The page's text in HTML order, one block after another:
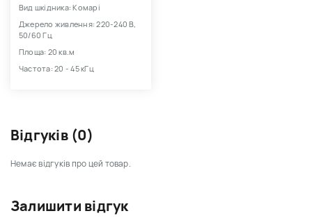
Вид шкідника: Комарі
Джерело живлення: 220-240 В,
50/60 Гц
Площа: 20 кв.м
Частота: 20 - 45 кГц
Відгуків (0)
Немає відгуків про цей товар.
Залишити відгук